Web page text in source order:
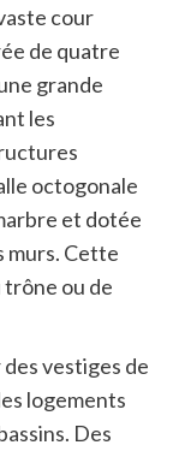
cour
de quatre
grande
les
octogonale
et dotée
murs. Cette
trône ou de
vestiges de
logements
Des